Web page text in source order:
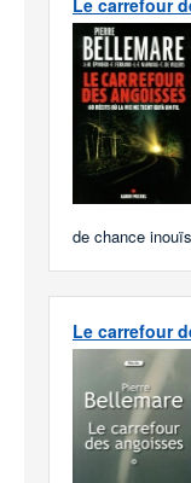
Le carrefour
de chance
Le carrefour